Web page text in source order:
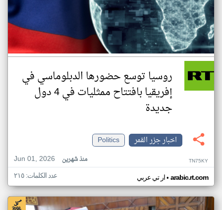
روسيا توسع حضورها الدبلوماسي في
إفريقيا بافتتاح ممثليات في 4 دول
جديدة
اخبار جزر القمر
Politics
Jun 01, 2026
منذ شهرين TN75KY
ار تي عربي• arabic.rt.com عدد الكلمات: ٢١٥